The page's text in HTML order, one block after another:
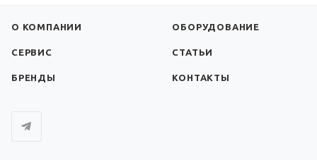
О КОМПАНИИ ОБОРУДОВАНИЕ
СЕРВИС СТАТЬИ
БРЕНДЫ КОНТАКТЫ